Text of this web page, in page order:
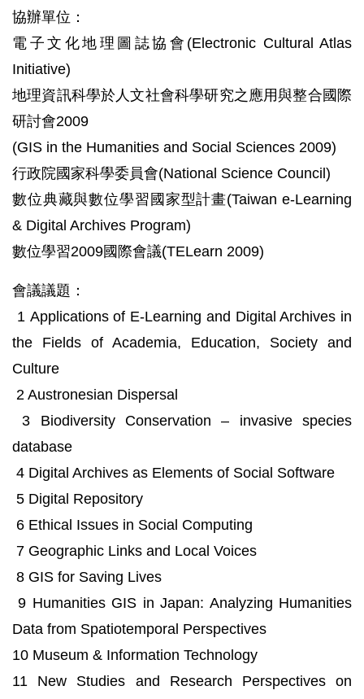
協辦單位：
電子文化地理圖誌協會(Electronic Cultural Atlas
Initiative)
地理資訊科學於人文社會科學研究之應用與整合國際
研討會2009
(GIS in the Humanities and Social Sciences 2009)
行政院國家科學委員會(National Science Council)
數位典藏與數位學習國家型計畫(Taiwan e-Learning
& Digital Archives Program)
數位學習2009國際會議(TELearn 2009)
會議議題：
1 Applications of E-Learning and Digital Archives in
the Fields of Academia, Education, Society and
Culture
2 Austronesian Dispersal
3 Biodiversity Conservation – invasive species
database
4 Digital Archives as Elements of Social Software
5 Digital Repository
6 Ethical Issues in Social Computing
7 Geographic Links and Local Voices
8 GIS for Saving Lives
9 Humanities GIS in Japan: Analyzing Humanities
Data from Spatiotemporal Perspectives
10 Museum & Information Technology
11 New Studies and Research Perspectives on